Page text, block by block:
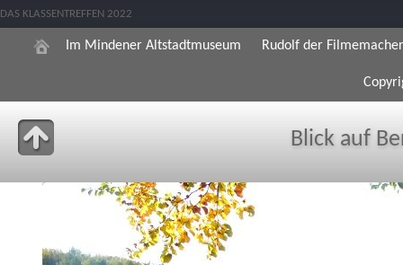
DAS KLASSENTREFFEN 2022
Im Mindener Altstadtmuseum Rudolf der
Blick auf